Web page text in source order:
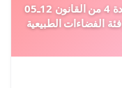
دعم ملف تفعيل النصوص التنظيمية للمادة 4 من القانون 12ـ05
الفضاءات الطبيعية